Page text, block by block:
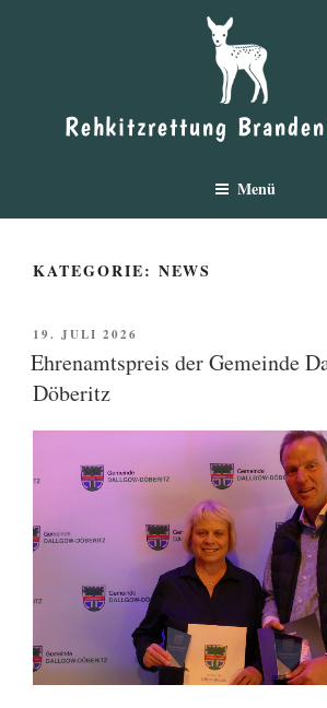
Rehkitzrettung
Menü
KATEGORIE: NEWS
VERÖFFENTLICHT
AM
19. JULI 2026
Ehrenamtspreis der Gemeinde
Döberitz